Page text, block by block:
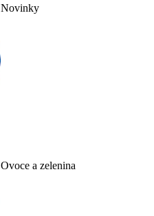
Novinky
Ovoce a zelenina